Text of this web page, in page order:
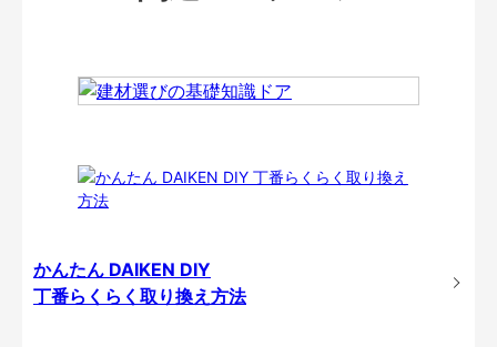
かんたん DAIKEN DIY
丁番らくらく取り換え方法